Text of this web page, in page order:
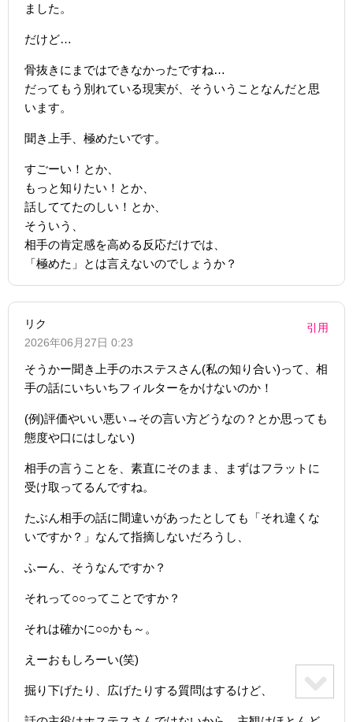
ました。
だけど…
骨抜きにまではできなかったですね…
だってもう別れている現実が、そういうことなんだと思
います。
聞き上手、極めたいです。
すごーい！とか、
もっと知りたい！とか、
話しててたのしい！とか、
そういう、
相手の肯定感を高める反応だけでは、
「極めた」とは言えないのでしょうか？
リク
2026年06月27日 0:23
引用
そうかー聞き上手のホステスさん(私の知り合い)って、相
手の話にいちいちフィルターをかけないのか！
(例)評価やいい悪い→その言い方どうなの？とか思っても
態度や口にはしない)
相手の言うことを、素直にそのまま、まずはフラットに
受け取ってるんですね。
たぶん相手の話に間違いがあったとしても「それ違くな
いですか？」なんて指摘しないだろうし、
ふーん、そうなんですか？
それって○○ってことですか？
それは確かに○○かも～。
えーおもしろーい(笑)
掘り下げたり、広げたりする質問はするけど、